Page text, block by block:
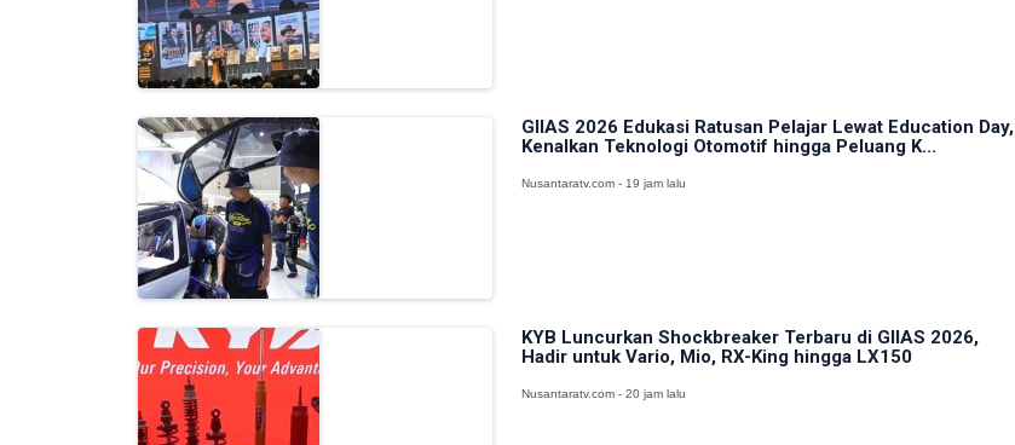
GIIAS 2026 Edukasi Ratusan Pelajar Lewat Education Day,
Kenalkan Teknologi Otomotif hingga Peluang K...
Nusantaratv.com - 19 jam lalu
KYB Luncurkan Shockbreaker Terbaru di GIIAS 2026,
Hadir untuk Vario, Mio, RX-King hingga LX150
Nusantaratv.com - 20 jam lalu